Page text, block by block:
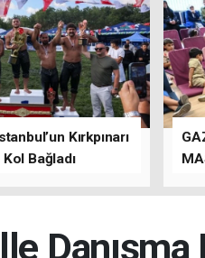
Kırkpınarı
Bağladı